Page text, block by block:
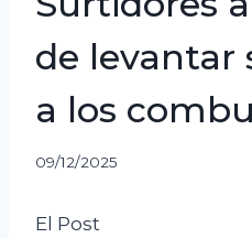
de levantar
a los
09/12/2025
El Post